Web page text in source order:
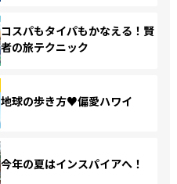
コスパもタイパもかなえる！賢
者の旅テクニック
地球の歩き方♥偏愛ハワイ
今年の夏はインスパイアへ！